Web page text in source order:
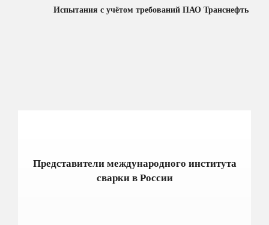
Испытания с учётом требований ПАО Транснефть
Представители международного института
сварки в России